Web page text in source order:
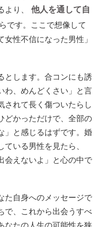
り、
他人を通して自
です。ここで想像して
性不信になった男性」
とします。合コンにも誘
わ、めんどくさい」と言
されて長く傷ついたらし
どかっただけで、全部の
」と感じるはずです。婚
いる男性を見たら、
会えないよ」と心の中で
た自身へのメッセージで
で、これから出会うすべ
なたの人生の可能性を狭